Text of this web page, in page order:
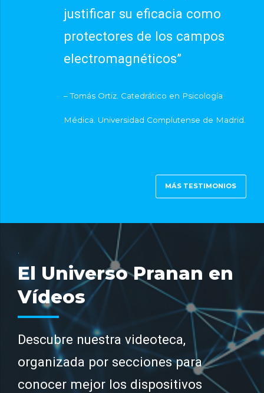
justificar su eficacia como
protectores de los campos
electromagnéticos”
– Tomás Ortiz. Catedrático en Psicología
Médica. Universidad Complutense de Madrid.
MÁS TESTIMONIOS
.
El Universo Pranan en
Vídeos
Descubre nuestra videoteca,
organizada por secciones para
conocer mejor los dispositivos